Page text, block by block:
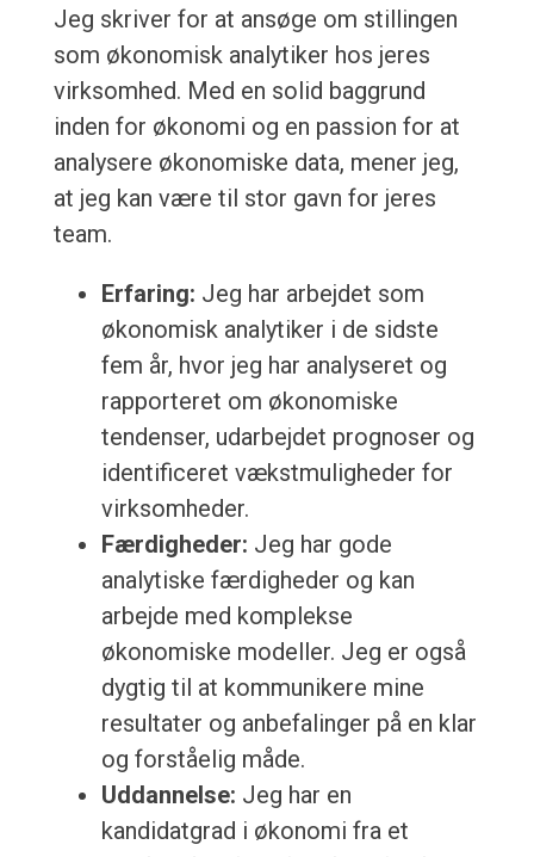
Jeg skriver for at ansøge om stillingen
som økonomisk analytiker hos jeres
virksomhed. Med en solid baggrund
inden for økonomi og en passion for at
analysere økonomiske data, mener jeg,
at jeg kan være til stor gavn for jeres
team.
Erfaring: Jeg har arbejdet som
økonomisk analytiker i de sidste
fem år, hvor jeg har analyseret og
rapporteret om økonomiske
tendenser, udarbejdet prognoser og
identificeret vækstmuligheder for
virksomheder.
Færdigheder: Jeg har gode
analytiske færdigheder og kan
arbejde med komplekse
økonomiske modeller. Jeg er også
dygtig til at kommunikere mine
resultater og anbefalinger på en klar
og forståelig måde.
Uddannelse: Jeg har en
kandidatgrad i økonomi fra et